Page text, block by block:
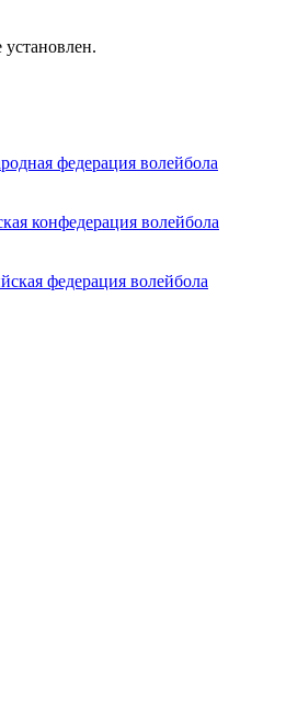
федерация волейбола
конфедерация волейбола
федерация волейбола